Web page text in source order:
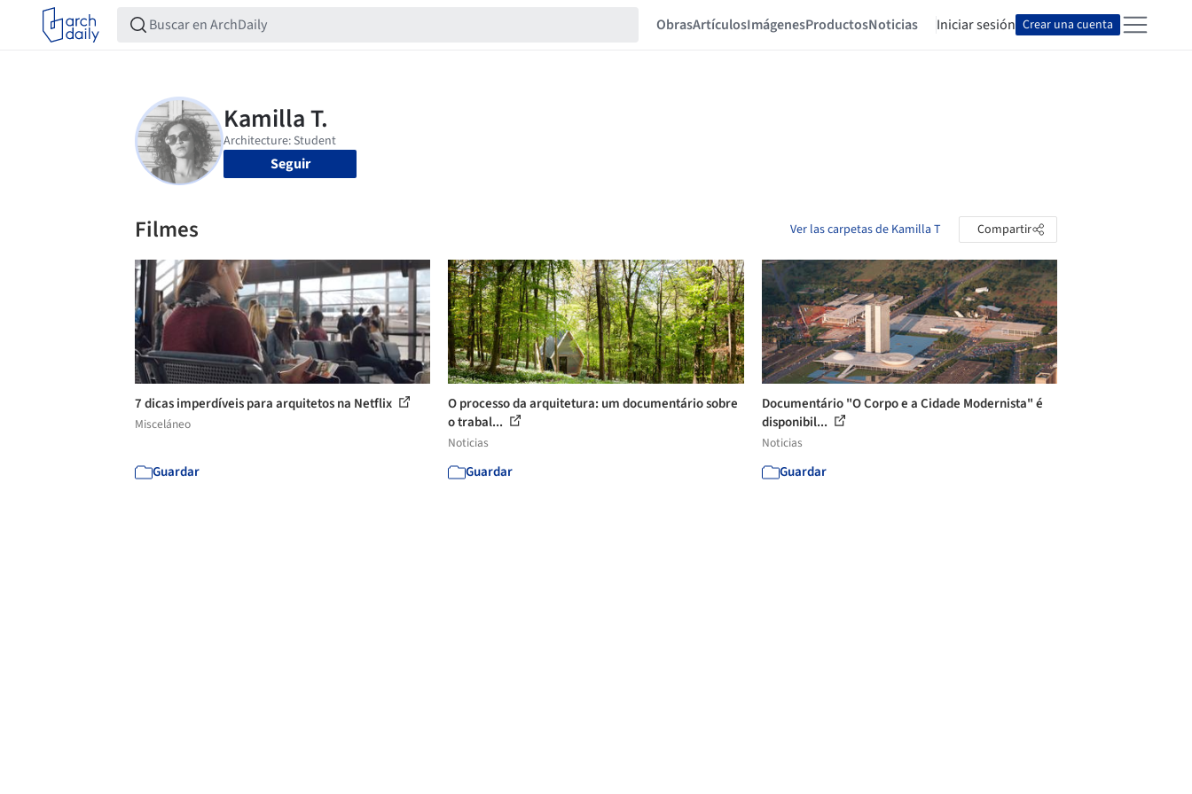
ObrasArtículosImágenesProductosNoticias Iniciar sesión Crear una cuenta
Seguir
Filmes Ver las carpetas de Kamilla T Compartir
7 dicas imperdíveis para arquitetos na Netflix
Misceláneo
Guardar
O processo da arquitetura: um documentário sobre
o trabal...
Noticias
Guardar
Documentário "O Corpo e a Cidade Modernista" é
disponibil...
Noticias
Guardar